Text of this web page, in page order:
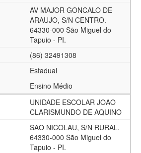
AV MAJOR GONCALO DE
ARAUJO, S/N CENTRO.
64330-000 São Miguel do
Tapuio - PI.
(86) 32491308
Estadual
Ensino Médio
UNIDADE ESCOLAR JOAO
CLARISMUNDO DE AQUINO
SAO NICOLAU, S/N RURAL.
64330-000 São Miguel do
Tapuio - PI.